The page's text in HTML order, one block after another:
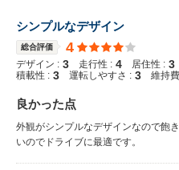
シンプルなデザイン
総合評価 4
デザイン : 3 走行性 : 4 居住性 : 3
積載性 : 3 運転しやすさ : 3 維持
良かった点
外観がシンプルなデザインなので飽
いのでドライブに最適です。